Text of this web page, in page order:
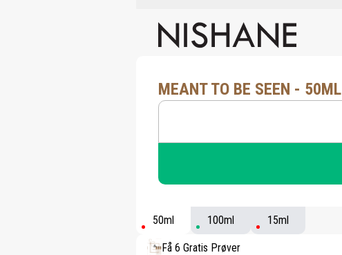
MEANT TO BE SEEN - 50ML
50ml 100ml 15ml
Få 6 Gratis Prøver